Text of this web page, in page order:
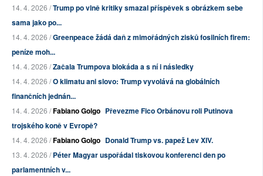
14. 4. 2026 /Trump po vlně kritiky smazal příspěvek s obrázkem sebe
sama jako po...
14. 4. 2026 /Greenpeace žádá daň z mimořádných zisků fosilních firem:
peníze moh...
14. 4. 2026 /Začala Trumpova blokáda a s ní i následky
14. 4. 2026 /O klimatu ani slovo: Trump vyvolává na globálních
finančních jednán...
14. 4. 2026 /Fabiano Golgo Převezme Fico Orbánovu roli Putinova
trojského koně v Evropě?
14. 4. 2026 /Fabiano Golgo Donald Trump vs. papež Lev XIV.
13. 4. 2026 /Péter Magyar uspořádal tiskovou konferenci den po
parlamentních v...